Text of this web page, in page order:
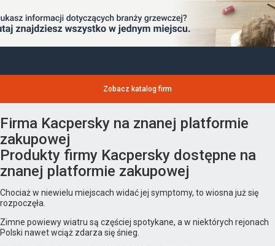
Zobacz katalog firm
Firma Kacpersky na znanej platformie
zakupowej
Produkty firmy Kacpersky dostępne na
znanej platformie zakupowej
Chociaż w niewielu miejscach widać jej symptomy, to wiosna już się
rozpoczęła.
Zimne powiewy wiatru są częściej spotykane, a w niektórych rejonach
Polski nawet wciąż zdarza się śnieg.